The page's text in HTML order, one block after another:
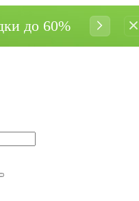
до 60%